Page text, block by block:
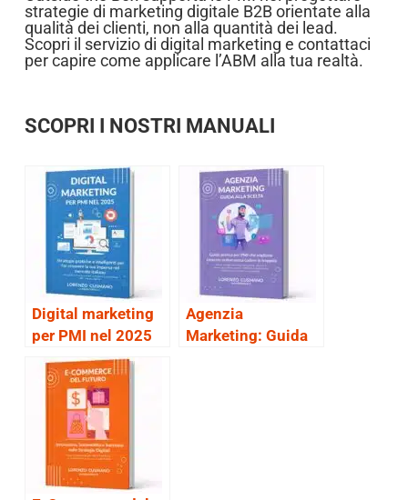
strategie di marketing digitale B2B orientate alla
qualità dei clienti, non alla quantità dei lead.
Scopri il servizio di digital marketing e contattaci
per capire come applicare l’ABM alla tua realtà.
SCOPRI I NOSTRI MANUALI
Digital marketing
per PMI nel 2025
Agenzia
Marketing: Guida